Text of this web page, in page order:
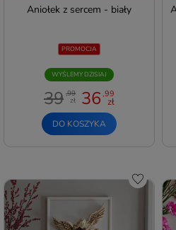
Aniołek z sercem - biały
PROMOCJA
WYŚLEMY DZISIAJ
39 ,99
zł 36 ,99
zł
DO KOSZYKA
Do